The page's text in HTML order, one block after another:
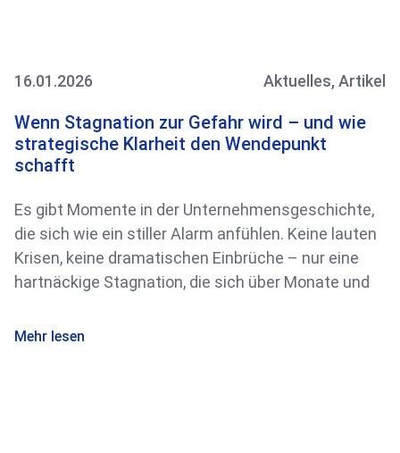
16.01.2026 Aktuelles, Artikel
Wenn Stagnation zur Gefahr wird – und wie
strategische Klarheit den Wendepunkt
schafft
Es gibt Momente in der Unternehmensgeschichte,
die sich wie ein stiller Alarm anfühlen. Keine lauten
Krisen, keine dramatischen Einbrüche – nur eine
hartnäckige Stagnation, die sich über Monate und
Mehr lesen